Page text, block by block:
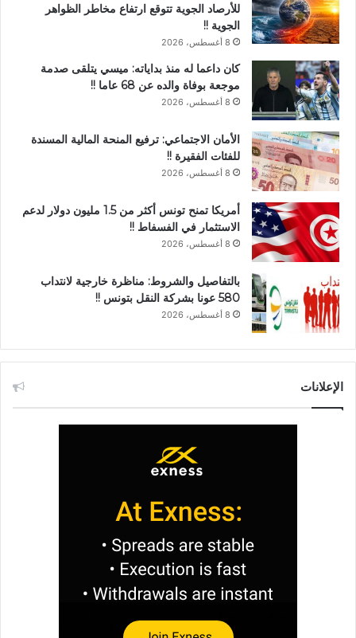
للأرصاد الجوية تتوقع ارتفاع مخاطر الظواهر
الجوية !!
8 أغسطس، 2026
كان داعما له منذ بداياته: ميسي يتلقى صدمة
موجعة بوفاة والده عن 68 عاما !!
8 أغسطس، 2026
الأمان الاجتماعي: ترفيع المنحة المالية المسندة
للفئات الفقيرة !!
8 أغسطس، 2026
أمريكا تمنح تونس أكثر من 1.5 مليون دولار لدعم
الاستثمار في الفسفاط !!
8 أغسطس، 2026
بالتفاصيل والشروط: مناظرة خارجية لانتداب
580 عونا بشركة النقل بتونس !!
8 أغسطس، 2026
الإعلانات